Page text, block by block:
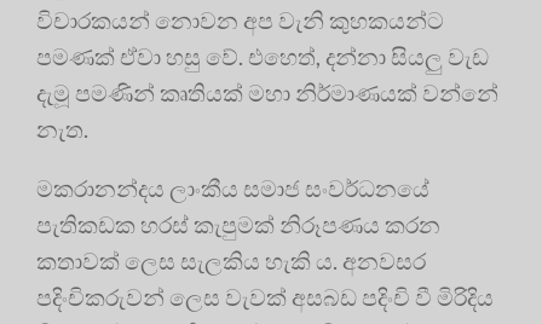
විචාරකයන් නොවන අප වැනි කුහකයන්ට
පමණක් ඒවා හසු වේ. එහෙත්, දන්නා සියලු වැඩ
දැමූ පමණින් කෘතියක් මහා නිර්මාණයක් වන්නේ
නැත.
මකරානන්දය ලාංකීය සමාජ සංවර්ධනයේ
පැතිකඩක හරස් කැපුමක් නිරූපණය කරන
කතාවක් ලෙස සැලකිය හැකි ය. අනවසර
පදිංචිකරුවන් ලෙස වැවක් අසබඩ පදිංචි වී මිරිදිය